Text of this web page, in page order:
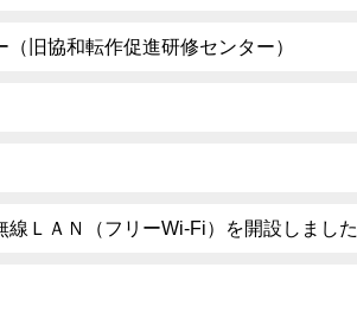
旧協和転作促進研修センター）
線ＬＡＮ（フリーWi-Fi）を開設しました